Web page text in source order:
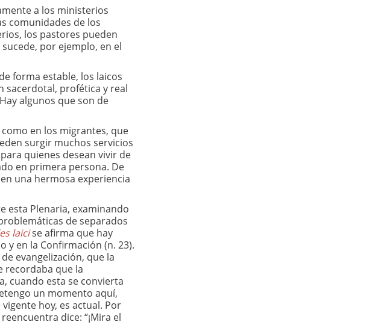
a los ministerios
comunidades de los
los pastores pueden
por ejemplo, en el
forma estable, los laicos
sacerdotal, profética y real
algunos que son de
en los migrantes, que
surgir muchos servicios
quienes desean vivir de
en primera persona. De
una hermosa experiencia
esta Plenaria, examinando
de separados
laicise afirma que hay
en la Confirmación (n. 23).
evangelización, que la
recordaba que la
cuando esta se convierta
un momento aquí,
hoy, es actual. Por
dice: “¡Mira el